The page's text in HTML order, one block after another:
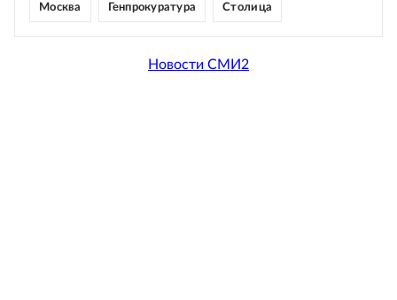
Москва Генпрокуратура Столица
Новости СМИ2